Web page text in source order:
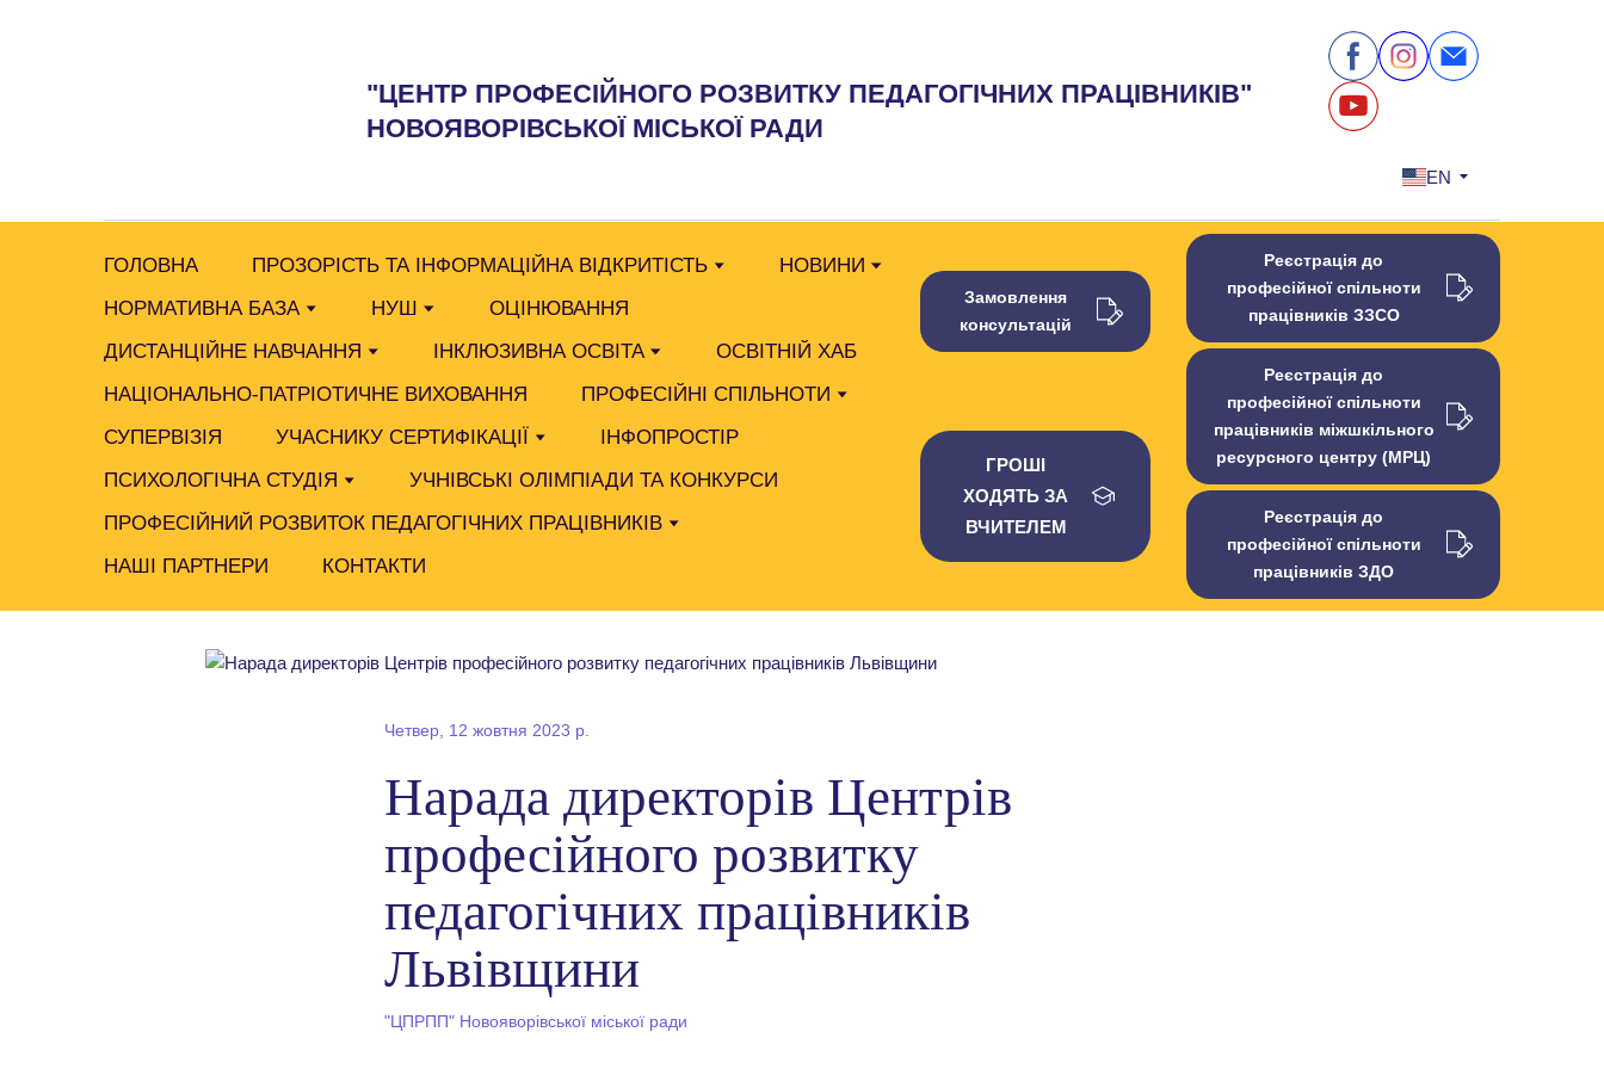
"ЦЕНТР ПРОФЕСІЙНОГО РОЗВИТКУ ПЕДАГОГІЧНИХ ПРАЦІВНИКІВ"
НОВОЯВОРІВСЬКОЇ МІСЬКОЇ РАДИ
EN
ГОЛОВНА ПРОЗОРІСТЬ ТА ІНФОРМАЦІЙНА ВІДКРИТІСТЬ
НОВИНИ
НОРМАТИВНА БАЗА
НУШ
ОЦІНЮВАННЯ
ДИСТАНЦІЙНЕ НАВЧАННЯ
ІНКЛЮЗИВНА ОСВІТА
ОСВІТНІЙ ХАБ
НАЦІОНАЛЬНО-ПАТРІОТИЧНЕ ВИХОВАННЯ
ПРОФЕСІЙНІ СПІЛЬНОТИ
СУПЕРВІЗІЯ
УЧАСНИКУ СЕРТИФІКАЦІЇ
ІНФОПРОСТІР
ПСИХОЛОГІЧНА СТУДІЯ
УЧНІВСЬКІ ОЛІМПІАДИ ТА КОНКУРСИ
ПРОФЕСІЙНИЙ РОЗВИТОК ПЕДАГОГІЧНИХ ПРАЦІВНИКІВ
НАШІ ПАРТНЕРИ
КОНТАКТИ
Замовлення
консультацій
ГРОШІ
ХОДЯТЬ ЗА
ВЧИТЕЛЕМ
Реєстрація до
професійної спільноти
працівників ЗЗСО
Реєстрація до
професійної спільноти
працівників міжшкільного
ресурсного центру (МРЦ)
Реєстрація до
професійної спільноти
працівників ЗДО
Четвер, 12 жовтня 2023 р.
Нарада директорів Центрів
професійного розвитку
педагогічних працівників
Львівщини
"ЦПРПП" Новояворівської міської ради